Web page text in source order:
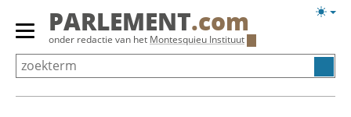
Overslaan
Primair
menu
tonen/verbergen
PARLEMENT.com
onder redactie van het Montesquieu Instituut